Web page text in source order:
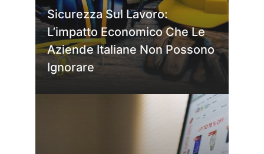
Sicurezza Sul Lavoro:
L’impatto Economico Che Le
Aziende Italiane Non Possono
Ignorare